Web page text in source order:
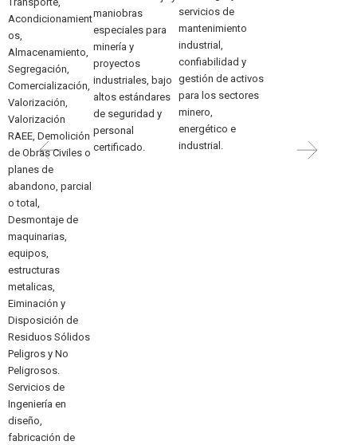
Acondicionamient
os,
Almacenamiento,
Segregación,
Comercialización,
Valorización,
Valorización
RAEE, Demolición
de Obras Civiles o
planes de
abandono, parcial
o total,
Desmontaje de
maquinarias,
equipos,
estructuras
metalicas,
Eiminación y
Disposición de
Residuos Sólidos
Peligros y No
Peligrosos.
Servicios de
Ingeniería en
diseño,
fabricación de
maniobras
especiales para
minería y
proyectos
industriales, bajo
altos estándares
de seguridad y
personal
certificado.
servicios de
mantenimiento
industrial,
confiabilidad y
gestión de activos
para los sectores
minero,
energético e
industrial.